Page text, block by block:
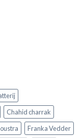
Chahid charrak
Franka Vedder